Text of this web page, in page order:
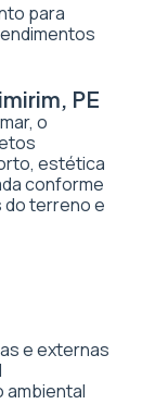
para
PE
o
estética
conforme
terreno e
e externas
ambiental